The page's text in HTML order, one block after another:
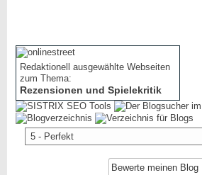
Redaktionell ausgewählte Webseiten
zum Thema:
Rezensionen und Spielekritik